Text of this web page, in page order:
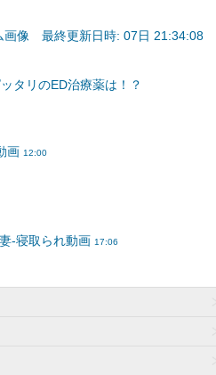
画像 最終更新日時: 07日 21:34:08